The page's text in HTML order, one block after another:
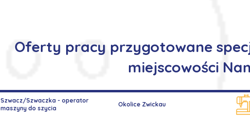
Oferty pracy przygotowane
miejscowości
Szwacz/Szwaczka - operator
maszyny do szycia
Okolice Zwickau